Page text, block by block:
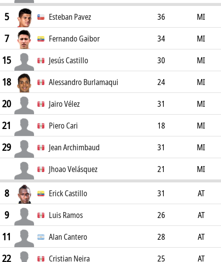
5 Esteban Pavez 36 MI
7 Fernando Gaibor 34 MI
15 Jesús Castillo 30 MI
18 Alessandro Burlamaqui 24 MI
20 Jairo Vélez 31 MI
21 Piero Cari 18 MI
29 Jean Archimbaud 31
MI
Jhoao Velásquez
21 MI
8 Erick Castillo 31 AT
9 Luis Ramos 26 AT
11 Alan Cantero 28 AT
22 Cristian Neira 25 AT